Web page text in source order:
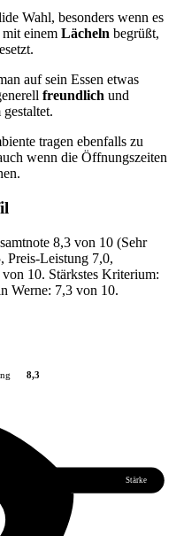
Wahl, besonders wenn es
einem Lächeln begrüßt,
auf sein Essen etwas
freundlich und
tragen ebenfalls zu
wenn die Öffnungszeiten
8,3 von 10 (Sehr
Preis-Leistung 7,0,
10. Stärkstes Kriterium:
Werne: 7,3 von 10.
8,3
Stärke